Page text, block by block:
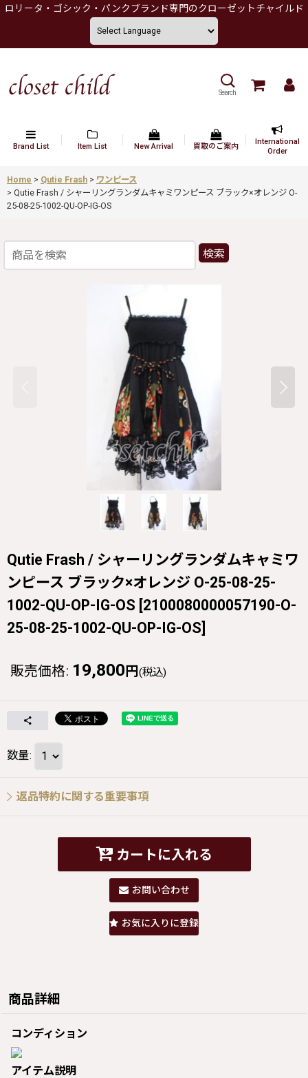
ロリータ・ゴシック・パンクブランド専門のクローゼットチャイルド
Search
Brand List Item List New Arrival 買取のご案内
International
Order
Home > Qutie Frash > ワンピース
> Qutie Frash / シャーリングランダムキャミワンピース ブラック×オレンジ O-
25-08-25-1002-QU-OP-IG-OS
検索
Qutie Frash / シャーリングランダムキャミワ
ンピース ブラック×オレンジ O-25-08-25-
1002-QU-OP-IG-OS [2100080000057190-O-
25-08-25-1002-QU-OP-IG-OS]
販売価格: 19,800 円 (税込)
数量:
返品特約に関する重要事項
カートに入れる
お問い合わせ
お気に入りに登録
商品詳細
コンディション
アイテム説明